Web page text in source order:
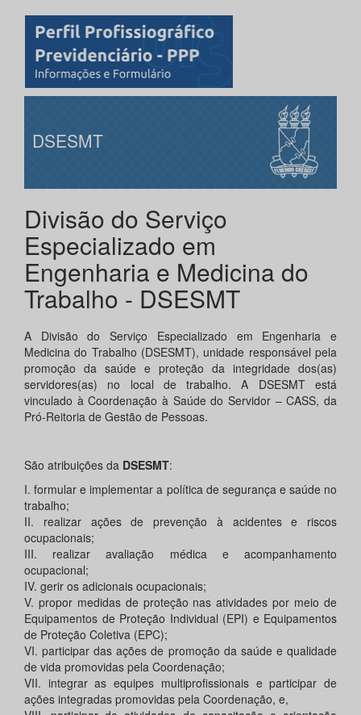
DSESMT
Divisão do Serviço
Especializado em
Engenharia e Medicina do
Trabalho - DSESMT
A Divisão do Serviço Especializado em Engenharia e
Medicina do Trabalho (DSESMT), unidade responsável pela
promoção da saúde e proteção da integridade dos(as)
servidores(as) no local de trabalho. A DSESMT está
vinculado à Coordenação à Saúde do Servidor – CASS, da
Pró-Reitoria de Gestão de Pessoas.
São atribuições da DSESMT:
I. formular e implementar a política de segurança e saúde no
trabalho;
II. realizar ações de prevenção à acidentes e riscos
ocupacionais;
III. realizar avaliação médica e acompanhamento
ocupacional;
IV. gerir os adicionais ocupacionais;
V. propor medidas de proteção nas atividades por meio de
Equipamentos de Proteção Individual (EPI) e Equipamentos
de Proteção Coletiva (EPC);
VI. participar das ações de promoção da saúde e qualidade
de vida promovidas pela Coordenação;
VII. integrar as equipes multiprofissionais e participar de
ações integradas promovidas pela Coordenação, e,